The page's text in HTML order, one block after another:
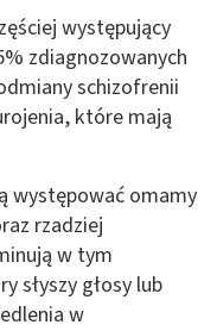
występujący
zdiagnozowanych
schizofrenii
które mają
występować omamy
rzadziej
w tym
słyszy głosy lub
w